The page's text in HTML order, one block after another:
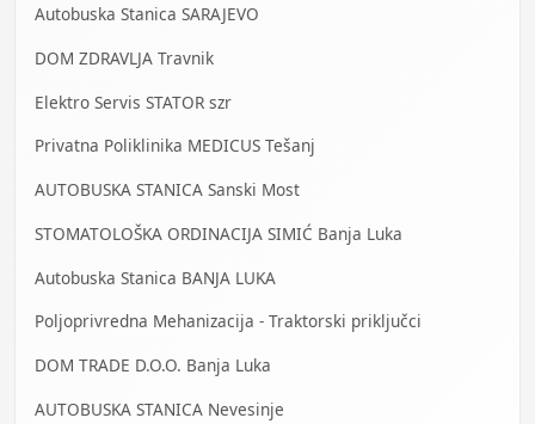
Autobuska Stanica SARAJEVO
DOM ZDRAVLJA Travnik
Elektro Servis STATOR szr
Privatna Poliklinika MEDICUS Tešanj
AUTOBUSKA STANICA Sanski Most
STOMATOLOŠKA ORDINACIJA SIMIĆ Banja Luka
Autobuska Stanica BANJA LUKA
Poljoprivredna Mehanizacija - Traktorski priključci
DOM TRADE D.O.O. Banja Luka
AUTOBUSKA STANICA Nevesinje